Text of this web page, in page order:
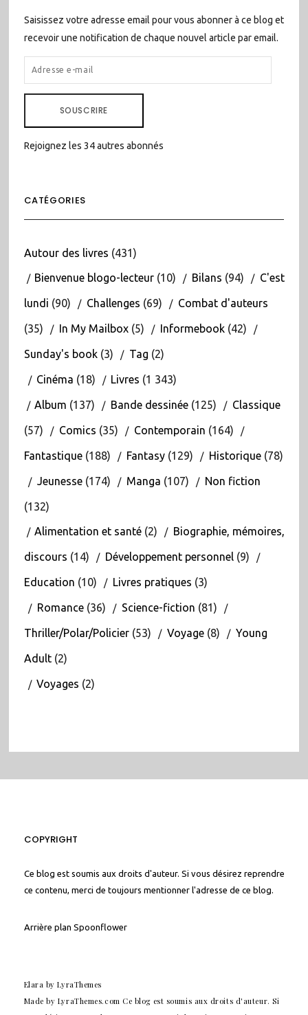
Saisissez votre adresse email pour vous abonner à ce blog et
recevoir une notification de chaque nouvel article par email.
ADRESSE
E-
SOUSCRIRE
Rejoignez les 34 autres abonnés
CATÉGORIES
Autour des livres (431)
Bienvenue blogo-lecteur(10) Bilans (94) C'est
lundi (90) Challenges (69) Combat d'auteurs
(35) In My Mailbox(5) Informebook(42)
Sunday's book(3) Tag (2)
Cinéma (18) Livres (1 343)
Album (137) Bande dessinée(125) Classique
(57) Comics (35) Contemporain (164)
Fantastique(188) Fantasy(129) Historique(78)
Jeunesse(174) Manga (107) Non fiction
(132)
Alimentation et santé(2) Biographie, mémoires,
discours (14) Développement personnel(9)
Education (10) Livres pratiques (3)
Romance(36) Science-fiction (81)
Thriller/Polar/Policier(53) Voyage(8) Young
Adult(2)
Voyages (2)
COPYRIGHT
Ce blog est soumis aux droits d'auteur. Si vous désirez reprendre
ce contenu, merci de toujours mentionner l'adresse de ce blog.
Arrière plan Spoonflower
Elara by LyraThemes
Made by LyraThemes.com Ce blog est soumis aux droits d'auteur. Si